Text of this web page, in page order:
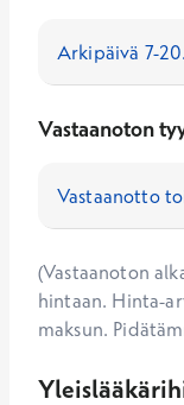
Vastaanoton
(Vastaanoton
hintaan. Hinta-
maksun.